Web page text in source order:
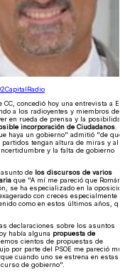
concedió hoy una entrevista a El
a los radioyentes y miembros de
en rueda de prensa y la posibilidad
incorporación de Ciudadanos
haya un gobierno" admitió "de que
tengan altura de miras y al
y la falta de gobierno
de los discursos de varios
que "A mí me pareció que Román
se ha especializado en la oposición
con creces especialmente
como en estos últimos años,
declaraciones sobre los asuntos
había alguna propuesta de
cientos de propuestas de
por parte del PSOE me pareció muy
cuando uno se estrena en estas
de gobierno".